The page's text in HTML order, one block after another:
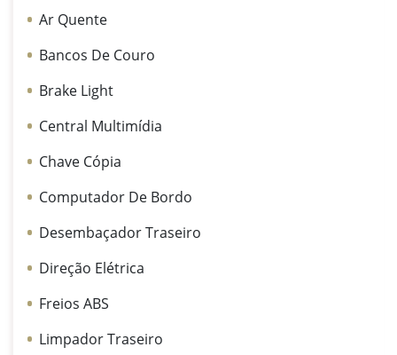
Ar Quente
Bancos De Couro
Brake Light
Central Multimídia
Chave Cópia
Computador De Bordo
Desembaçador Traseiro
Direção Elétrica
Freios ABS
Limpador Traseiro